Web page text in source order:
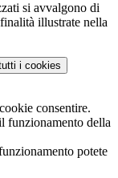
si avvalgono di
illustrate nella
i cookies
consentire.
funzionamento della
potete